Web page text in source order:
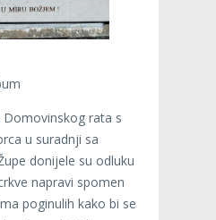
rata s
u suradnji sa
donijele su odluku
napravi spomen
poginulih kako bi se